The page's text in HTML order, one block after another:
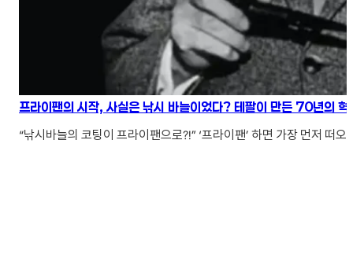
프라이팬의 시작, 사실은 낚시 바늘이었다? 테팔이 만든 70년의 혁
“낚시바늘의 코팅이 프라이팬으로?!” ‘프라이팬’ 하면 가장 먼저 떠